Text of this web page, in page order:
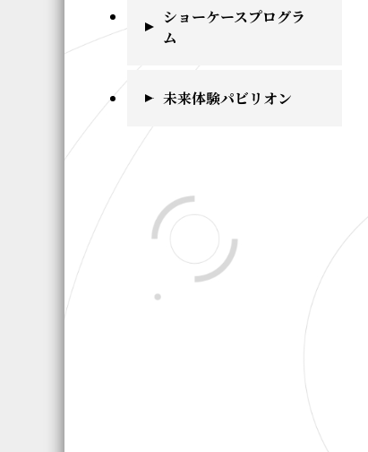
ショーケースプログラ
ム
未来体験パビリオン